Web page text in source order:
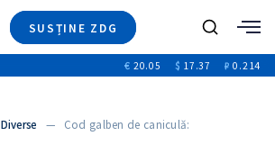
SUSȚINE ZDG
Ştiri
€ 20.05 $ 17.37 ₽ 0.214
Diverse — Cod galben de caniculă: